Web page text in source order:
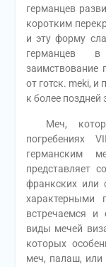
германцев
коротким
и эту форму
германцев
заимствование
от готск. meki, и
к более поздней
Меч,
погребениях
германским
представляет
франкских или
характерными
встречаемся и
виды мечей
которых
меч, палаш, или